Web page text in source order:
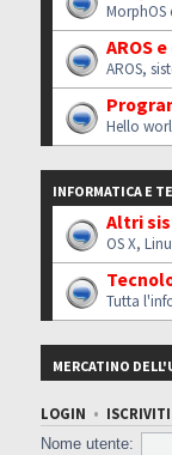
AROS
AROS,
Hello
INFORMATICA E
Altri
OS X,
Tutta
MERCATINO
LOGIN • ISCRIVITI
Nome utente: